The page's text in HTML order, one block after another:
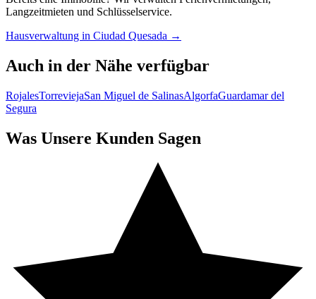
Langzeitmieten und Schlüsselservice.
Hausverwaltung in Ciudad Quesada →
Auch in der Nähe verfügbar
RojalesTorreviejaSan Miguel de SalinasAlgorfaGuardamar del
Segura
Was Unsere Kunden Sagen